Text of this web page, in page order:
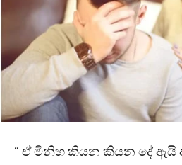
“ ඒ මිනිහ කියන කියන දේ ඇයි